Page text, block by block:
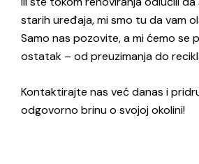
starih uređaja, mi smo tu da vam
Samo nas pozovite, a mi ćemo se
ostatak – od preuzimanja do
Kontaktirajte nas već danas i
odgovorno brinu o svojoj okolini!